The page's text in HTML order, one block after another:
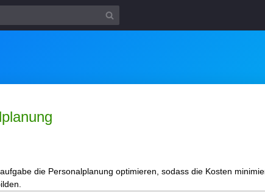
die Personalplanung optimieren, sodass die Kosten